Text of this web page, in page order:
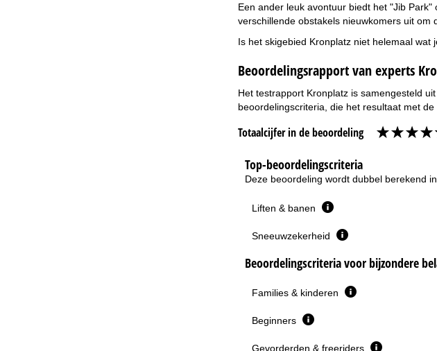
Een ander leuk avontuur biedt het "Jib
verschillende obstakels nieuwkomers uit om
Is het skigebied Kronplatz niet helemaal wat
Beoordelingsrapport van experts
Het testrapport Kronplatz is samengesteld
beoordelingscriteria, die het resultaat met
Totaalcijfer in de beoordeling
Top-beoordelingscriteria
Deze beoordeling wordt dubbel berekend
Liften & banen
Sneeuwzekerheid
Beoordelingscriteria voor bijzondere
Families & kinderen
Beginners
Gevorderden & freeriders